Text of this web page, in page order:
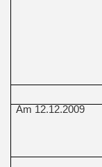
Am 12.12.2009